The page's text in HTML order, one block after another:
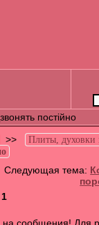
постійно
>>
Плиты, духовки
Следующая тема:
1